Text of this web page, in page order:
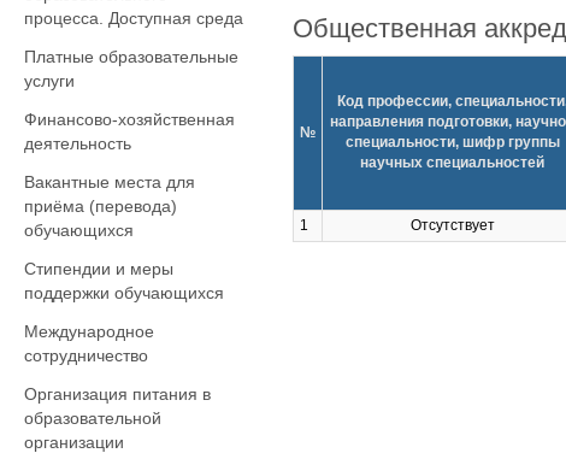
процесса. Доступная среда
Платные образовательные
услуги
Финансово-хозяйственная
деятельность
Вакантные места для
приёма (перевода)
обучающихся
Стипендии и меры
поддержки обучающихся
Международное
сотрудничество
Организация питания в
образовательной
организации
Общественная
№
Код профессии,
направления подготовки,
специальности, шифр группы
научных специальностей
1 Отсутствует